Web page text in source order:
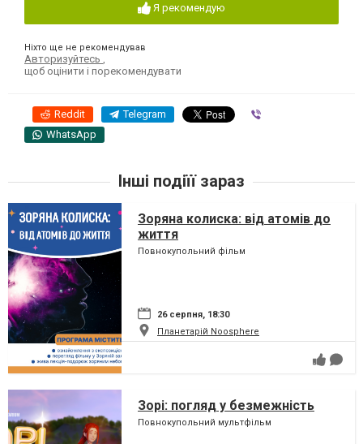
Я рекомендую
Ніхто ще не рекомендував
Авторизуйтесь ,
щоб оцінити і порекомендувати
Reddit Telegram
WhatsApp
Інші подіїї зараз
Зоряна колиска: від атомів до
життя
Повнокупольний фільм
26 серпня, 18:30
Планетарій Noosphere
Зорі: погляд у безмежність
Повнокупольний мультфільм